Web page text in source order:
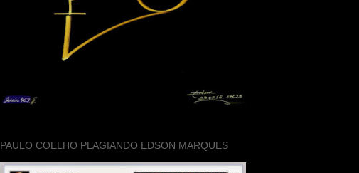
PAULO COELHO PLAGIANDO EDSON MARQUES